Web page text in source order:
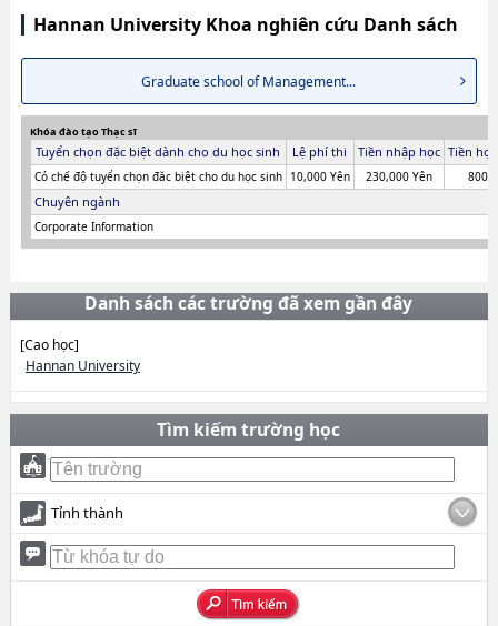
Hannan University Khoa nghiên cứu Danh sách
Graduate school of Management...
Khóa đào tạo Thạc sĩ
Tuyển chọn đặc biệt dành cho du học sinh Lệ phí thi Tiền nhập học Tiền
Có chế độ tuyển chọn đăc biệt cho du học sinh 10,000 Yên 230,000 Yên
Chuyên ngành
Corporate Information
Danh sách các trường đã xem gần đây
[Cao học]
Hannan University
Tìm kiếm trường học
Tỉnh thành